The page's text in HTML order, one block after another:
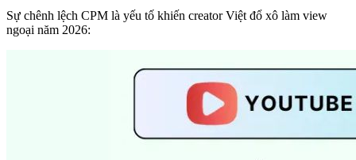
Sự chênh lệch CPM là yếu tố khiến creator Việt đổ xô làm view
ngoại năm 2026: